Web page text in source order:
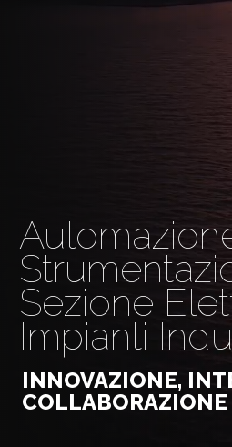
Sezione
Impianti
INNOVAZIONE,
COLLABORAZIONE